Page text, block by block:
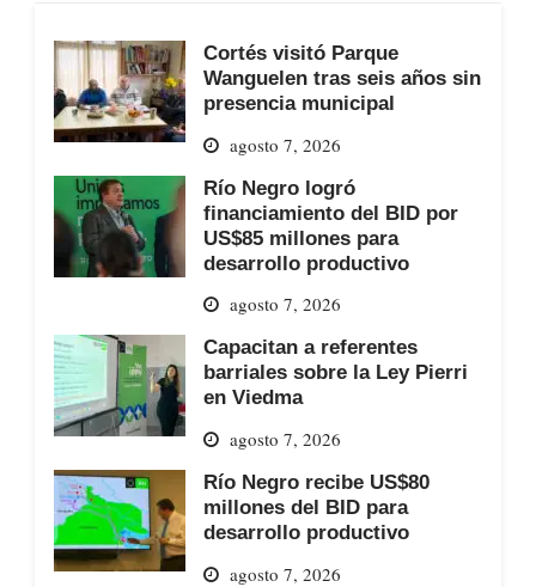
Cortés visitó Parque
Wanguelen tras seis años sin
presencia municipal
agosto 7, 2026
Río Negro logró
financiamiento del BID por
US$85 millones para
desarrollo productivo
agosto 7, 2026
Capacitan a referentes
barriales sobre la Ley Pierri
en Viedma
agosto 7, 2026
Río Negro recibe US$80
millones del BID para
desarrollo productivo
agosto 7, 2026